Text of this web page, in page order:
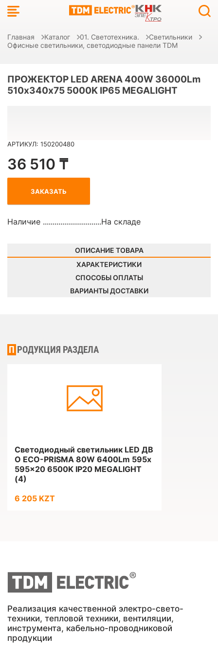
Главная Каталог 01. Светотехника.
Светильники
Офисные светильники, светодиодные панели TDM
ПРОЖЕКТОР LED ARENA 400W 36000Lm
510х340х75 5000K IP65 MEGALIGHT
АРТИКУЛ: 150200480
36 510 ₸
ЗАКАЗАТЬ
Наличие ..............................На складе
ОПИСАНИЕ ТОВАРА
ХАРАКТЕРИСТИКИ
СПОСОБЫ ОПЛАТЫ
ВАРИАНТЫ ДОСТАВКИ
ПРОДУКЦИЯ РАЗДЕЛА
Светодиодный светильник LED ДВ
О ECO-PRISMA 80W 6400Lm 595x
595x20 6500K IP20 MEGALIGHT
(4)
6 205 KZT
Реализация качественной электро-свето-
техники, тепловой техники, вентиляции,
инструмента, кабельно-проводниковой
продукции